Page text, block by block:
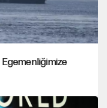
Egemenliğimize